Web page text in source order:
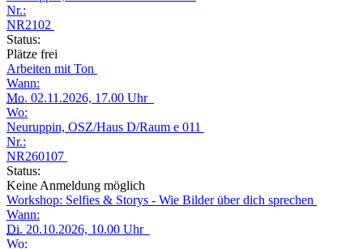
Nr.:
NR2102
Status:
Plätze frei
Arbeiten mit Ton
Wann:
Mo. 02.11.2026, 17.00 Uhr
Wo:
Neuruppin, OSZ/Haus D/Raum e 011
Nr.:
NR260107
Status:
Keine Anmeldung möglich
Workshop: Selfies & Storys - Wie Bilder über dich sprechen
Wann:
Di. 20.10.2026, 10.00 Uhr
Wo: